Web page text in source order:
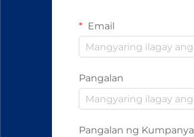
Email
Pangalan
Pangalan ng Kumpanya